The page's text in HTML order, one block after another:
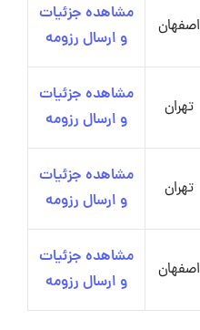
اصفهان
مشاهده جزئیات
و ارسال رزومه
تهران
مشاهده جزئیات
و ارسال رزومه
تهران
مشاهده جزئیات
و ارسال رزومه
اصفهان
مشاهده جزئیات
و ارسال رزومه